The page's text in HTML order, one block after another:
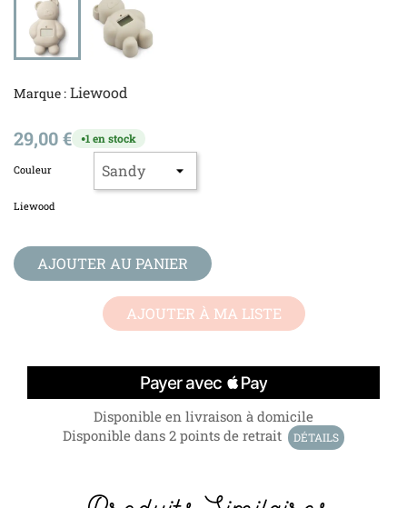
Marque : Liewood
29,00 € ●1 en stock
Couleur
Liewood
AJOUTER AU PANIER
AJOUTER À MA LISTE
Disponible en livraison à domicile
Disponible dans 2 points de retrait
DÉTAILS